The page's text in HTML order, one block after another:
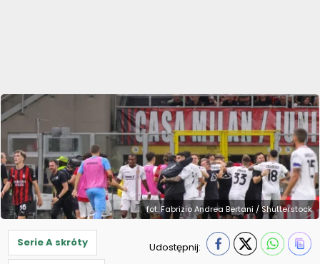
fot. Fabrizio Andrea Bertani / Shutterstock
Serie A skróty Udostępnij: